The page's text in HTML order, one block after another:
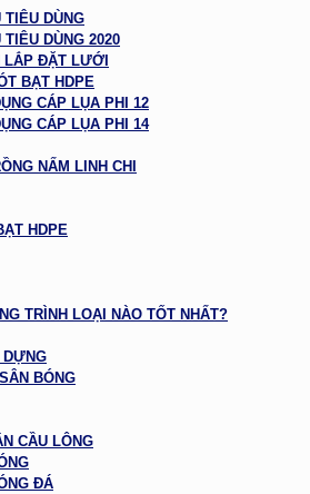
TIÊU DÙNG
TIÊU DÙNG 2020
LẮP ĐẶT LƯỚI
BẠT HDPE
CÁP LỤA PHI 12
CÁP LỤA PHI 14
NẤM LINH CHI
HDPE
TRÌNH LOẠI NÀO TỐT NHẤT?
BÓNG
CẦU LÔNG
ĐÁ